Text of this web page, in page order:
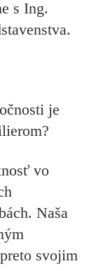
s Ing.
je
vo
Naša
svojim